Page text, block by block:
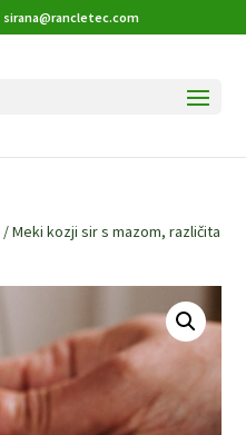
sirana@rancletec.com
/ Meki kozji sir s mazom, različita